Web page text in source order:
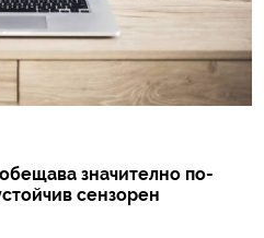
значително по-
сензорен